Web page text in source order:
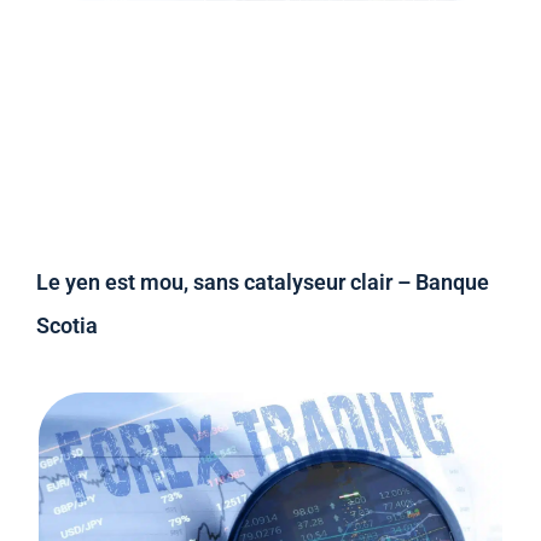
Le yen est mou, sans catalyseur clair – Banque
Scotia